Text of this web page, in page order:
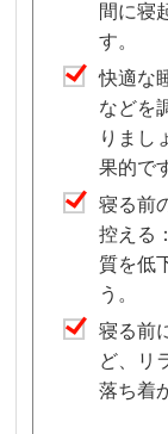
間に寝
す。
快適な
などを
りまし
果的で
寝る前
控える
質を低
う。
寝る前
ど、リ
落ち着